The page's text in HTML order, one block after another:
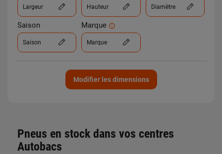
Largeur Hauteur Diamètre
Saison
Saison
Marque
Marque
Modifier les dimensions
Pneus en stock dans vos centres
Autobacs